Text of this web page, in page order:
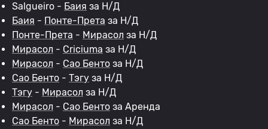
Salgueiro - Баия за Н/Д
Баия - Понте-Прета за Н/Д
Понте-Прета - Мирасол за Н/Д
Мирасол - Criciuma за Н/Д
Мирасол - Сао Бенто за Н/Д
Сао Бенто - Тэгу за Н/Д
Тэгу - Мирасол за Н/Д
Мирасол - Сао Бенто за Аренда
Сао Бенто - Мирасол за Н/Д